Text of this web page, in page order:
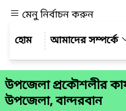
মেনু নির্বাচন করুন
আমাদের সম্পর্কে
উপজেলা প্রকৌশলীর
উপজেলা, বান্দরবান